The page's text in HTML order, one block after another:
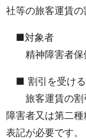
社等の旅客運賃の
■対象者
精神障害者保
■ 割引を受ける
旅客運賃の割
障害者又は第二
表記が必要です。